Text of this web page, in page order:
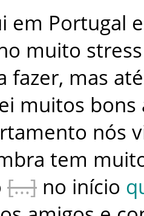
em Portugal
muito stress
fazer, mas até
muitos bons
nós
tem
no início